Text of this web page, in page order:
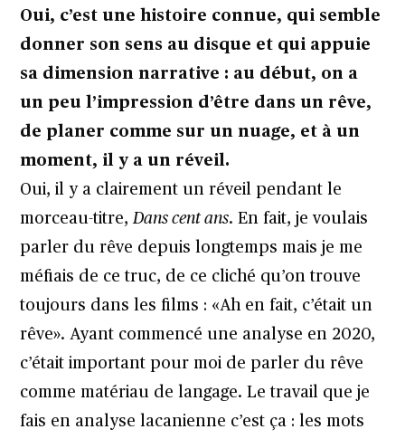
Oui, c’est une histoire connue, qui semble
donner son sens au disque et qui appuie
sa dimension narrative : au début, on a
un peu l’impression d’être dans un rêve,
de planer comme sur un nuage, et à un
moment, il y a un réveil.
Oui, il y a clairement un réveil pendant le
morceau-titre,Dans cent ans. En fait, je voulais
parler du rêve depuis longtemps mais je me
méfiais de ce truc, de ce cliché qu’on trouve
toujours dans les films : «Ah en fait, c’était un
rêve». Ayant commencé une analyse en 2020,
c’était important pour moi de parler du rêve
comme matériau de langage. Le travail que je
fais en analyse lacanienne c’est ça : les mots